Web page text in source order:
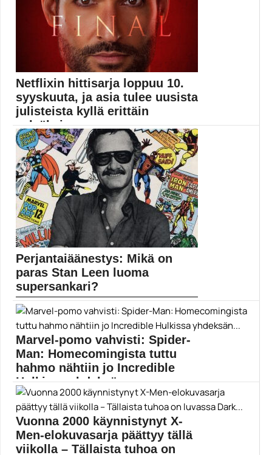
Netflixin hittisarja loppuu 10.
syyskuuta, ja asia tulee uusista
julisteista kyllä erittäin
selväksi
Lucifer päättyy syyskuun alussa monien fanien
suureksi harmiksi....
Elokuvauutiset
Perjantaiäänestys: Mikä on
paras Stan Leen luoma
supersankari?
Stan Lee on kuollut – kauan eläköön Stan...
Elokuvauutiset
Marvel-pomo vahvisti: Spider-
Man: Homecomingista tuttu
hahmo nähtiin jo Incredible
Hulkissa yhdeksän...
Spider-Man palaa valkokankaille kesällä. Jon Wattsin
ohjaama Spider-Man:...
Elokuvat
Vuonna 2000 käynnistynyt X-
Men-elokuvasarja päättyy tällä
viikolla – Tällaista tuhoa on